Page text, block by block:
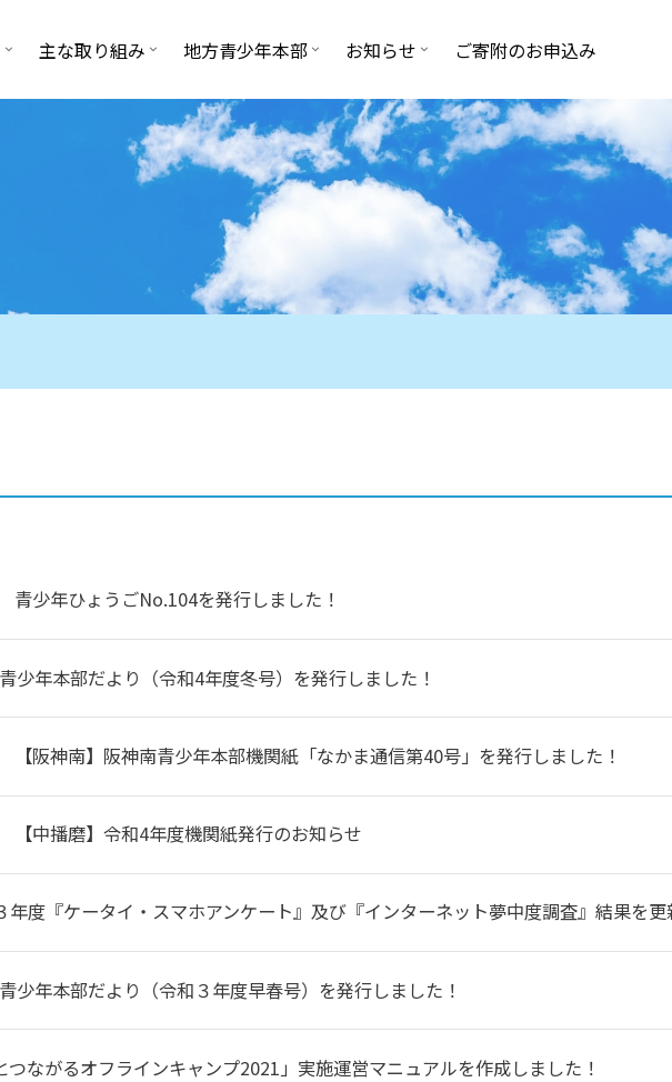
主な取り組み 地方青少年本部 お知らせ ご寄附のお申込み
青少年ひょうごNo.104を発行しました！
少年本部だより（令和4年度冬号）を発行しました！
【阪神南】阪神南青少年本部機関紙「なかま通信第40号」を発行しました！
【中播磨】令和4年度機関紙発行のお知らせ
年度『ケータイ・スマホアンケート』及び『インターネット夢中度調査』結果を更
少年本部だより（令和３年度早春号）を発行しました！
つながるオフラインキャンプ2021」実施運営マニュアルを作成しました！